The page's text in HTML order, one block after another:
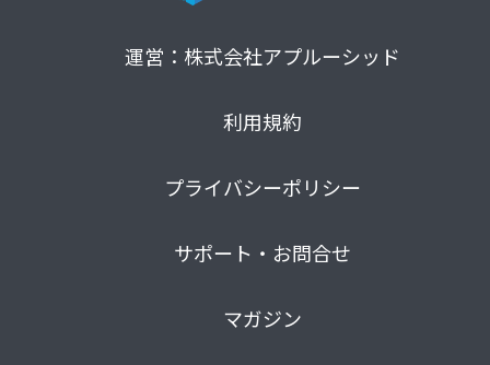
運営：株式会社アプルーシッド
利用規約
プライバシーポリシー
サポート・お問合せ
マガジン